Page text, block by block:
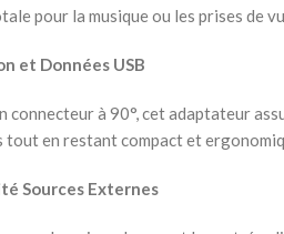
pour la musique ou les prises de
et Données USB
connecteur à 90°, cet adaptateur
tout en restant compact et
Sources Externes